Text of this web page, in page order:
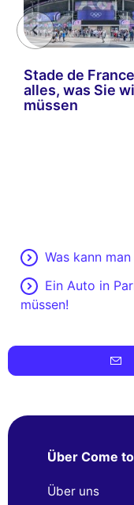
Stade de
alles, was Sie
müssen
Was kann
Ein Auto in
müssen!
Über Come
Über uns